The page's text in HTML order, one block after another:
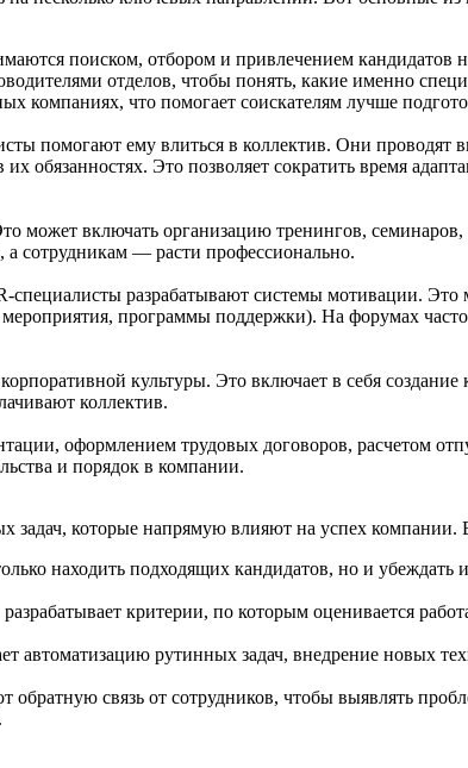
поиском, отбором и привлечением
отделов, чтобы понять, какие именно
компаниях, что помогает соискателям лучше
помогают ему влиться в коллектив. Они проводят
обязанностях. Это позволяет сократить время
может включать организацию тренингов,
а сотрудникам — расти профессионально.
разрабатывают системы мотивации. Это
программы поддержки). На форумах
культуры. Это включает в себя
коллектив.
оформлением трудовых договоров, расчетом
и порядок в компании.
задач, которые напрямую влияют на успех компании.
находить подходящих кандидатов, но и
критерии, по которым оценивается
автоматизацию рутинных задач, внедрение новых
обратную связь от сотрудников, чтобы выявлять